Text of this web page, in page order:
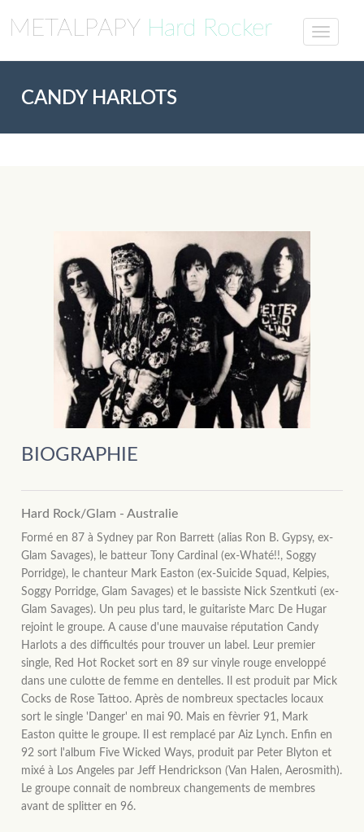
METALPAPY Hard Rocker
CANDY HARLOTS
BIOGRAPHIE
Hard Rock/Glam - Australie
Formé en 87 à Sydney par Ron Barrett (alias Ron B. Gypsy, ex-
Glam Savages), le batteur Tony Cardinal (ex-Whaté!!, Soggy
Porridge), le chanteur Mark Easton (ex-Suicide Squad, Kelpies,
Soggy Porridge, Glam Savages) et le bassiste Nick Szentkuti (ex-
Glam Savages). Un peu plus tard, le guitariste Marc De Hugar
rejoint le groupe. A cause d'une mauvaise réputation Candy
Harlots a des difficultés pour trouver un label. Leur premier
single, Red Hot Rocket sort en 89 sur vinyle rouge enveloppé
dans une culotte de femme en dentelles. Il est produit par Mick
Cocks de Rose Tattoo. Après de nombreux spectacles locaux
sort le single 'Danger' en mai 90. Mais en fèvrier 91, Mark
Easton quitte le groupe. Il est remplacé par Aiz Lynch. Enfin en
92 sort l'album Five Wicked Ways, produit par Peter Blyton et
mixé à Los Angeles par Jeff Hendrickson (Van Halen, Aerosmith).
Le groupe connait de nombreux changements de membres
avant de splitter en 96.